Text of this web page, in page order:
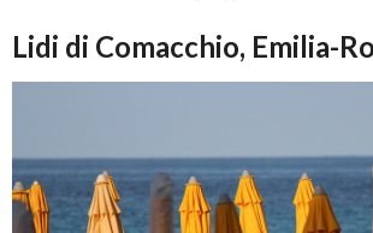
Lidi di Comacchio, Emilia-